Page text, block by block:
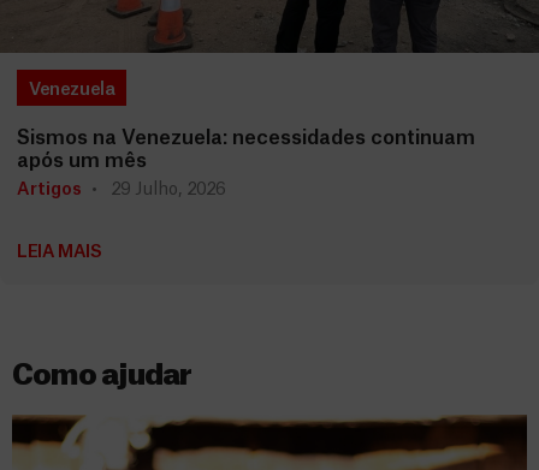
Venezuela
Sismos na Venezuela: necessidades continuam
após um mês
Artigos 29 Julho, 2026
LEIA MAIS
Como ajudar